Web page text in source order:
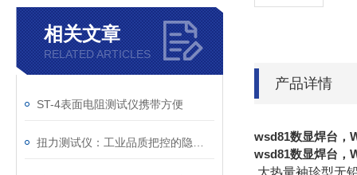
相关文章
RELATED ARTICLES
ST-4表面电阻测试仪携带方便
产品详情
wsd81数显焊台，
wsd81数显焊台，
大热量袖珍型无